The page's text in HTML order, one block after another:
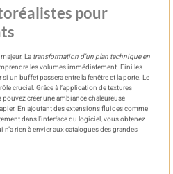
pour
La transformation d’un plan technique en
les volumes immédiatement. Fini les
un buffet passera entre la fenêtre et la porte. Le
crucial. Grâce à l’application de textures
créer une ambiance chaleureuse
En ajoutant des extensions fluides comme
dans l’interface du logiciel, vous obtenez
rien à envier aux catalogues des grandes